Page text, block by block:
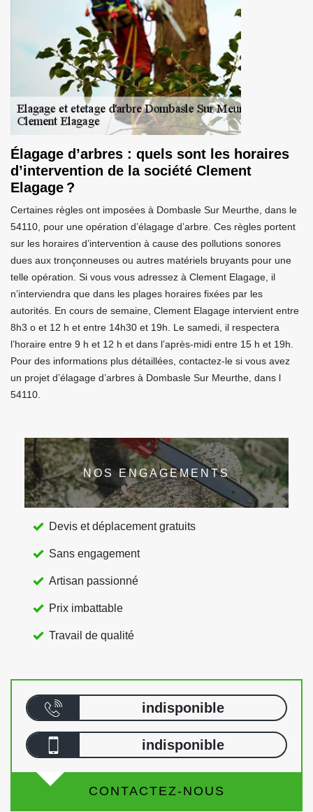
Élagage d’arbres : quels sont les horaires
d’intervention de la société Clement
Elagage ?
Certaines règles ont imposées à Dombasle Sur Meurthe, dans le
54110, pour une opération d’élagage d’arbre. Ces règles portent
sur les horaires d’intervention à cause des pollutions sonores
dues aux tronçonneuses ou autres matériels bruyants pour une
telle opération. Si vous vous adressez à Clement Elagage, il
n’interviendra que dans les plages horaires fixées par les
autorités. En cours de semaine, Clement Elagage intervient entre
8h3 o et 12 h et entre 14h30 et 19h. Le samedi, il respectera
l’horaire entre 9 h et 12 h et dans l’après-midi entre 15 h et 19h.
Pour des informations plus détaillées, contactez-le si vous avez
un projet d’élagage d’arbres à Dombasle Sur Meurthe, dans l
54110.
NOS ENGAGEMENTS
Devis et déplacement gratuits
Sans engagement
Artisan passionné
Prix imbattable
Travail de qualité
indisponible
indisponible
CONTACTEZ-NOUS